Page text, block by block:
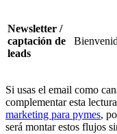
Newsletter /
captación de
leads
Si usas el email como
complementar esta
marketing para pymes,
será montar estos flujos